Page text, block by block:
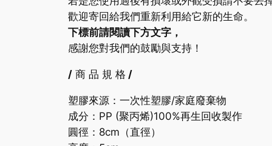
歡迎寄回給我們重新利用給它新的生命。
下標前請閱讀下方文字，
感謝您對我們的鼓勵與支持！
/ 商 品 規 格 /
塑膠來源：一次性塑膠/家庭廢棄物
成分： PP (聚丙烯)100%再生回收製作
圓徑：8cm（直徑）